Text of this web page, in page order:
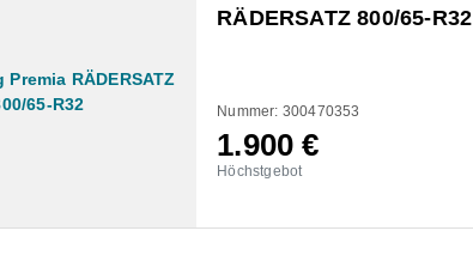
RÄDERSATZ 800/65-R32
Nummer: 300470353
1.900€
Höchstgebot